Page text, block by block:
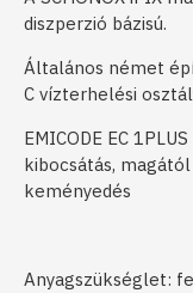
diszperzió bázisú.
Általános német
C vízterhelési
EMICODE EC
kibocsátás,
keményedés
Anyagszükséglet: